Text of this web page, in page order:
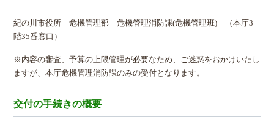
紀の川市役所 危機管理部 危機管理消防課(危機管理班) （本庁3
階35番窓口）
※内容の審査、予算の上限管理が必要なため、ご迷惑をおかけいたし
ますが、本庁危機管理消防課のみの受付となります。
交付の手続きの概要